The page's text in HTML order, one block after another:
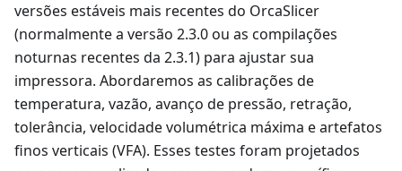
versões estáveis mais recentes do OrcaSlicer
(normalmente a versão 2.3.0 ou as compilações
noturnas recentes da 2.3.1) para ajustar sua
impressora. Abordaremos as calibrações de
temperatura, vazão, avanço de pressão, retração,
tolerância, velocidade volumétrica máxima e artefatos
finos verticais (VFA). Esses testes foram projetados